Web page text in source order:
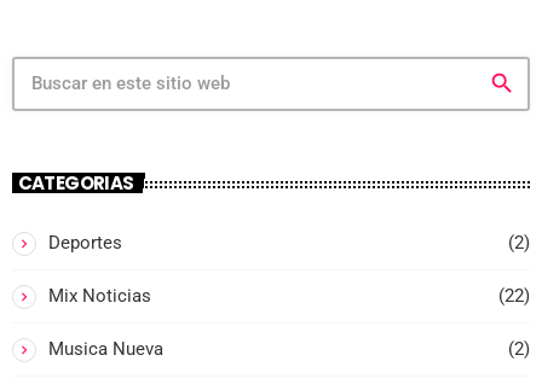
search
CATEGORIAS
Deportes (2)
Mix Noticias (22)
Musica Nueva (2)